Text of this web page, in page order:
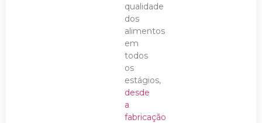
qualidade
dos
alimentos
em
todos
os
estágios,
desde
a
fabricação